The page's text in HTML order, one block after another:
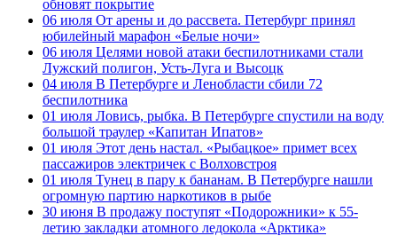
обновят покрытие
06 июля От арены и до рассвета. Петербург принял
юбилейный марафон «Белые ночи»
06 июля Целями новой атаки беспилотниками стали
Лужский полигон, Усть-Луга и Высоцк
04 июля В Петербурге и Ленобласти сбили 72
беспилотника
01 июля Ловись, рыбка. В Петербурге спустили на воду
большой траулер «Капитан Ипатов»
01 июля Этот день настал. «Рыбацкое» примет всех
пассажиров электричек с Волховстроя
01 июля Тунец в пару к бананам. В Петербурге нашли
огромную партию наркотиков в рыбе
30 июня В продажу поступят «Подорожники» к 55-
летию закладки атомного ледокола «Арктика»